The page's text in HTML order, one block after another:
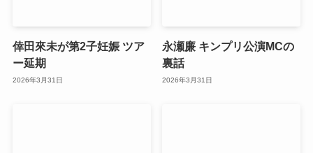
倖田來未が第2子妊娠 ツア
ー延期
2026年3月31日
永瀬廉 キンプリ公演MCの
裏話
2026年3月31日